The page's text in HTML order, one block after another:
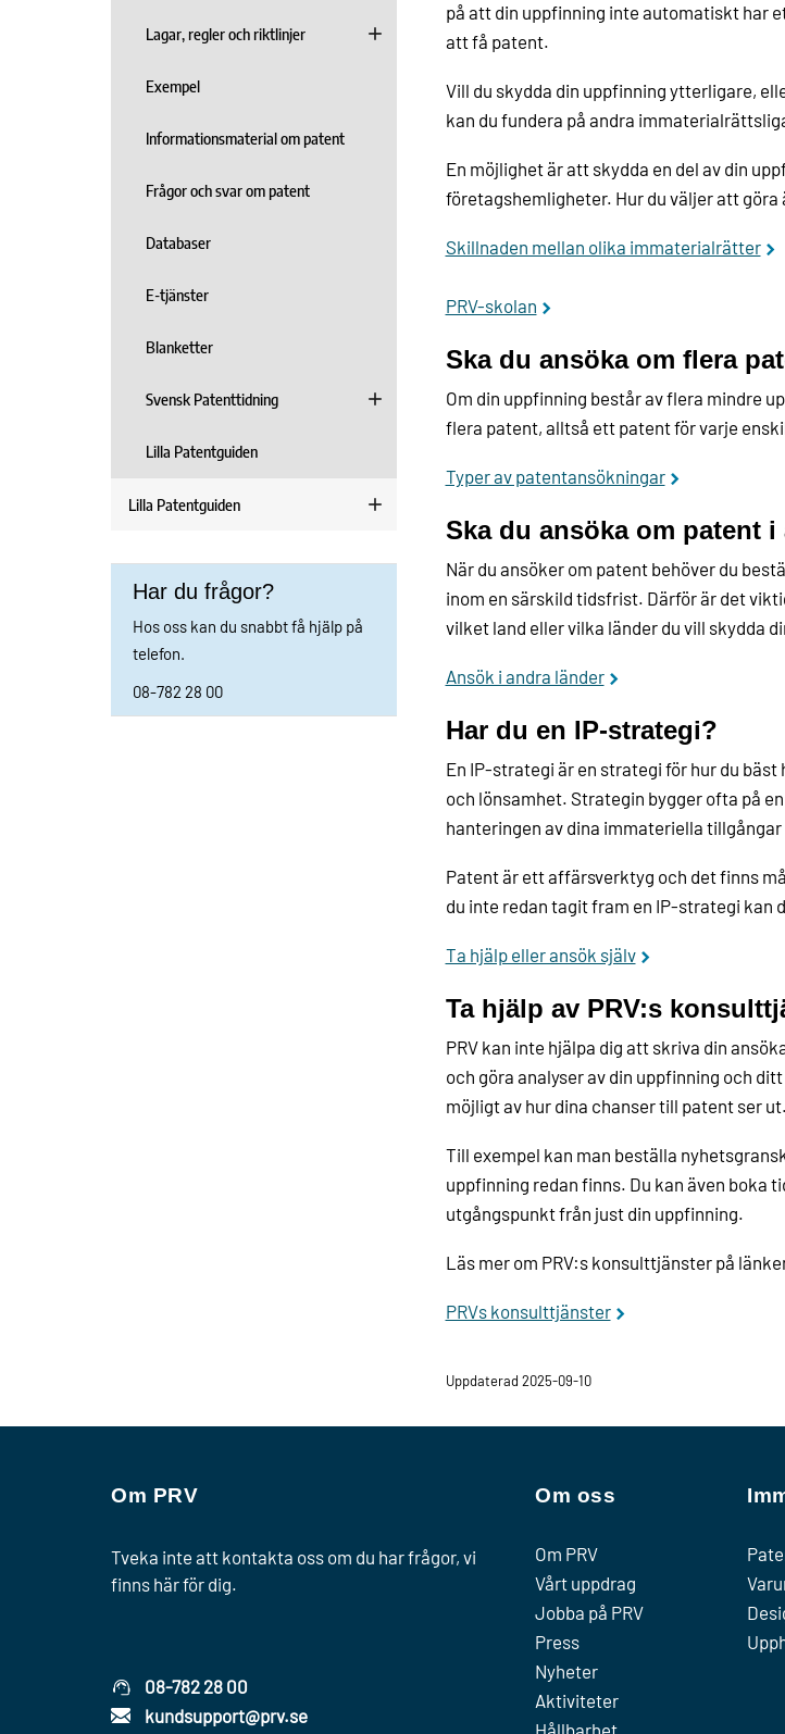
Lagar, regler och riktlinjer
Exempel
Informationsmaterial om patent
Frågor och svar om patent
Databaser
E-tjänster
Blanketter
Svensk Patenttidning
Lilla Patentguiden
Lilla Patentguiden
Har du frågor?
Hos oss kan du snabbt få hjälp på
telefon.
08-782 28 00
på att din uppfinning inte automatiskt har
att få patent.
Vill du skydda din uppfinning ytterligare,
kan du fundera på andra
En möjlighet är att skydda en del av din
företagshemligheter. Hur du väljer att göra
Skillnaden mellan olika immaterialrätter
PRV-skolan
Ska du ansöka om flera
Om din uppfinning består av flera mindre
flera patent, alltså ett patent för varje
Typer av patentansökningar
Ska du ansöka om patent
När du ansöker om patent behöver du
inom en särskild tidsfrist. Därför är det
vilket land eller vilka länder du vill skydda
Ansök i andra länder
Har du en IP-strategi?
En IP-strategi är en strategi för hur du
och lönsamhet. Strategin bygger ofta på
hanteringen av dina immateriella
Patent är ett affärsverktyg och det finns
du inte redan tagit fram en IP-strategi
Ta hjälp eller ansök själv
Ta hjälp av PRV:s
PRV kan inte hjälpa dig att skriva din
och göra analyser av din uppfinning och
möjligt av hur dina chanser till patent ser ut.
Till exempel kan man beställa
uppfinning redan finns. Du kan även boka
utgångspunkt från just din uppfinning.
Läs mer om PRV:s konsulttjänster på
PRVs konsulttjänster
Uppdaterad 2025-09-10
Om PRV
Tveka inte att kontakta oss om du har frågor, vi
finns här för dig.
08-782 28 00
kundsupport@prv.se
Om oss
Om PRV
Vårt uppdrag
Jobba på PRV
Press
Nyheter
Aktiviteter
Hållbarhet